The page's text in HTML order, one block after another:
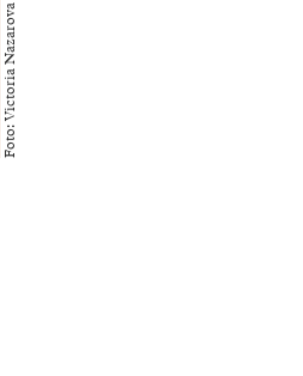
Foto: Victoria Nazarova